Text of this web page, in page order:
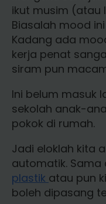
ikut musim (atau
Biasalah mood
Kadang ada
kerja penat
siram pun
Ini belum masuk
sekolah anak-
pokok di rumah.
Jadi eloklah kita
automatik. Sama
plastik atau pun
boleh dipasang